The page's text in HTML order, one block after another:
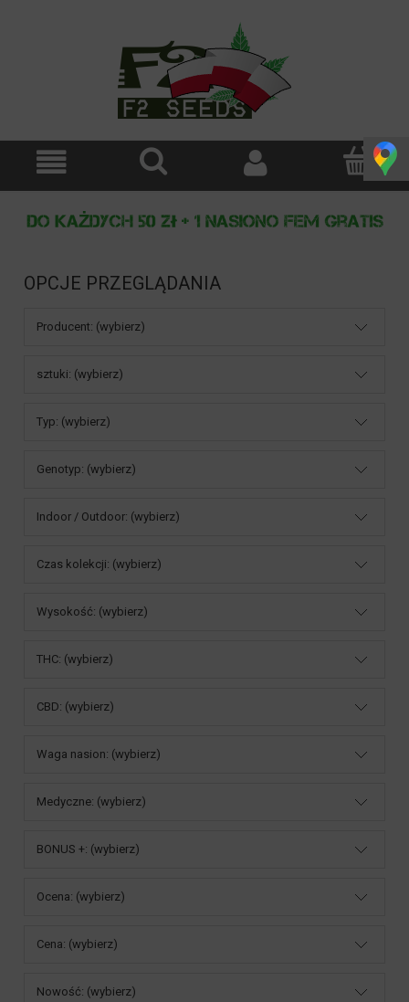
OPCJE PRZEGLĄDANIA
Producent: (wybierz)
sztuki: (wybierz)
Typ: (wybierz)
Genotyp: (wybierz)
Indoor / Outdoor: (wybierz)
Czas kolekcji: (wybierz)
Wysokość: (wybierz)
THC: (wybierz)
CBD: (wybierz)
Waga nasion: (wybierz)
Medyczne: (wybierz)
BONUS +: (wybierz)
Ocena: (wybierz)
Cena: (wybierz)
Nowość: (wybierz)